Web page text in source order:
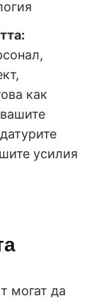
как
усилия
могат да